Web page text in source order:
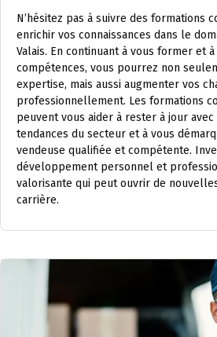
N’hésitez pas à suivre des formations
enrichir vos connaissances dans le
Valais. En continuant à vous former et
compétences, vous pourrez non
expertise, mais aussi augmenter vos
professionnellement. Les formations
peuvent vous aider à rester à jour
tendances du secteur et à vous
vendeuse qualifiée et compétente.
développement personnel et
valorisante qui peut ouvrir de
carrière.